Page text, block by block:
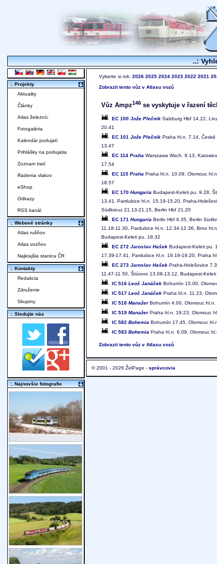
..:
Vyberte si rok: 2026 2025 2024 2023 2022 2021
Zobrazit tento vůz v Atlasu vozů
Vůz Ampz146 se vyskytuje v řazení
EC 100 Jože Plečnik Salzburg Hbf 14.22,
20.41
EC 101 Jože Plečnik Praha hl.n. 7.14,
13.47
EC 114 Praha Warszawa Wsch. 9.13,
17.54
EC 115 Praha Praha hl.n. 10.09, Olomouc
18.57
EC 170 Hungaria Budapest-Keleti pu. 9.28,
13.41, Pardubice hl.n. 15.19-15.20, Praha-
Südkreuz 21.13-21.15, Berlin Hbf 21.20
EC 171 Hungaria Berlin Hbf 6.35, Berlin
11.18-11.30, Pardubice hl.n. 12.34-12.36, Brno
Budapest-Keleti pu. 18.32
EC 272 Jaroslav Hašek Budapest-Keleti pu.
17.39-17.41, Pardubice hl.n. 19.19-19.20, Praha
EC 273 Jaroslav Hašek Praha-Holešovice
11.47-11.50, Štúrovo 13.08-13.12, Budapest-
IC 516 Leoš Janáček Bohumín 15.00,
IC 517 Leoš Janáček Praha hl.n. 11.23,
IC 518 ManažerBohumín 4.00, Olomouc
IC 519 ManažerPraha hl.n. 19.23, Olomouc
IC 582 Bohemia Bohumín 17.45, Olomouc
IC 583 Bohemia Praha hl.n. 6.09, Olomouc
Zobrazit tento vůz v Atlasu vozů
© 2001 - 2026 ŽelPage - správcovia
:. Projekty
Aktuality
Články
Atlas železníc
Fotogaléria
Kalendár podujatí
Prihlášky na podujatia
Zoznam tratí
Radenia vlakov
eShop
Odkazy
RSS kanál
:. Webové stránky
Atlas rušňov
Atlas vozňov
Najkrajšia stanica ČR
:. Kontakty
Redakcia
Združenie
Skupiny
:. Sledujte nás
:. Najnovšie fotografie